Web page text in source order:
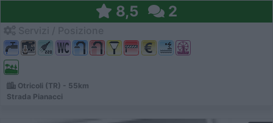
8,5 2
Otricoli (TR) - 55km
Strada Pianacci